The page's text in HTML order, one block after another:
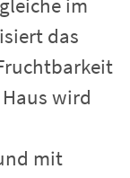
im
das
wird
mit